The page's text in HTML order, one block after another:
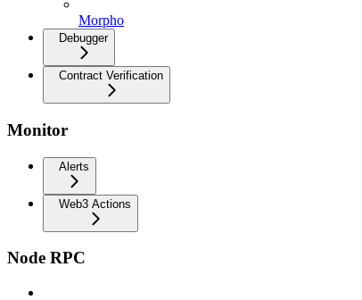
Morpho
Debugger
Contract Verification
Monitor
Alerts
Web3 Actions
Node RPC